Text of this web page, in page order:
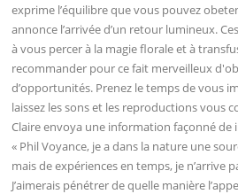
exprime l’équilibre que vous pouvez
annonce l’arrivée d’un retour lumineux.
à vous percer à la magie florale et à
recommander pour ce fait merveilleux
d’opportunités. Prenez le temps de vous
laissez les sons et les reproductions vous
Claire envoya une information façonné
« Phil Voyance, je a dans la nature une
mais de expériences en temps, je n’arrive
J’aimerais pénétrer de quelle manière